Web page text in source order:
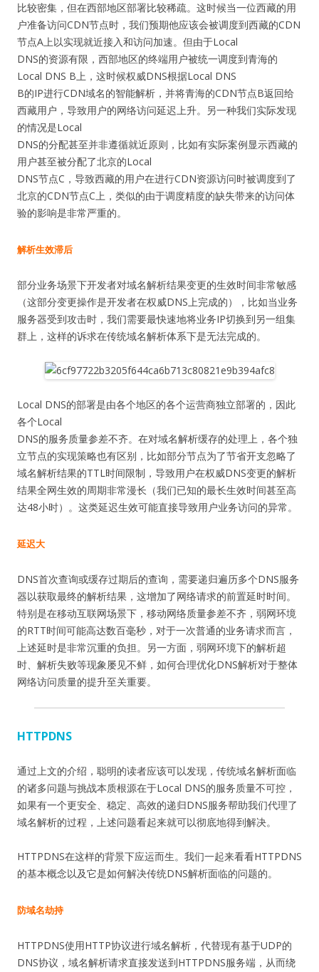
比较密集，但在西部地区部署比较稀疏。这时候当一位西藏的用
户准备访问CDN节点时，我们预期他应该会被调度到西藏的CDN
节点A上以实现就近接入和访问加速。但由于Local
DNS的资源有限，西部地区的终端用户被统一调度到青海的
Local DNS B上，这时候权威DNS根据Local DNS
B的IP进行CDN域名的智能解析，并将青海的CDN节点B返回给
西藏用户，导致用户的网络访问延迟上升。另一种我们实际发现
的情况是Local
DNS的分配甚至并非遵循就近原则，比如有实际案例显示西藏的
用户甚至被分配了北京的Local
DNS节点C，导致西藏的用户在进行CDN资源访问时被调度到了
北京的CDN节点C上，类似的由于调度精度的缺失带来的访问体
验的影响是非常严重的。
解析生效滞后
部分业务场景下开发者对域名解析结果变更的生效时间非常敏感
（这部分变更操作是开发者在权威DNS上完成的），比如当业务
服务器受到攻击时，我们需要最快速地将业务IP切换到另一组集
群上，这样的诉求在传统域名解析体系下是无法完成的。
Local DNS的部署是由各个地区的各个运营商独立部署的，因此
各个Local
DNS的服务质量参差不齐。在对域名解析缓存的处理上，各个独
立节点的实现策略也有区别，比如部分节点为了节省开支忽略了
域名解析结果的TTL时间限制，导致用户在权威DNS变更的解析
结果全网生效的周期非常漫长（我们已知的最长生效时间甚至高
达48小时）。这类延迟生效可能直接导致用户业务访问的异常。
延迟大
DNS首次查询或缓存过期后的查询，需要递归遍历多个DNS服务
器以获取最终的解析结果，这增加了网络请求的前置延时时间。
特别是在移动互联网场景下，移动网络质量参差不齐，弱网环境
的RTT时间可能高达数百毫秒，对于一次普通的业务请求而言，
上述延时是非常沉重的负担。另一方面，弱网环境下的解析超
时、解析失败等现象屡见不鲜，如何合理优化DNS解析对于整体
网络访问质量的提升至关重要。
HTTPDNS
通过上文的介绍，聪明的读者应该可以发现，传统域名解析面临
的诸多问题与挑战本质根源在于Local DNS的服务质量不可控，
如果有一个更安全、稳定、高效的递归DNS服务帮助我们代理了
域名解析的过程，上述问题看起来就可以彻底地得到解决。
HTTPDNS在这样的背景下应运而生。我们一起来看看HTTPDNS
的基本概念以及它是如何解决传统DNS解析面临的问题的。
防域名劫持
HTTPDNS使用HTTP协议进行域名解析，代替现有基于UDP的
DNS协议，域名解析请求直接发送到HTTPDNS服务端，从而绕